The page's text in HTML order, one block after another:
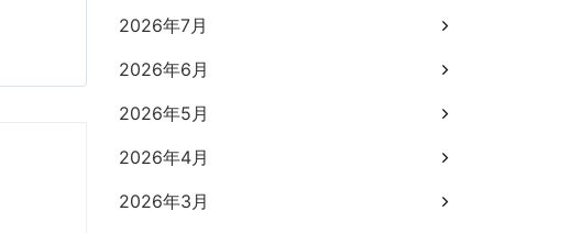
2026年7月
2026年6月
2026年5月
2026年4月
2026年3月